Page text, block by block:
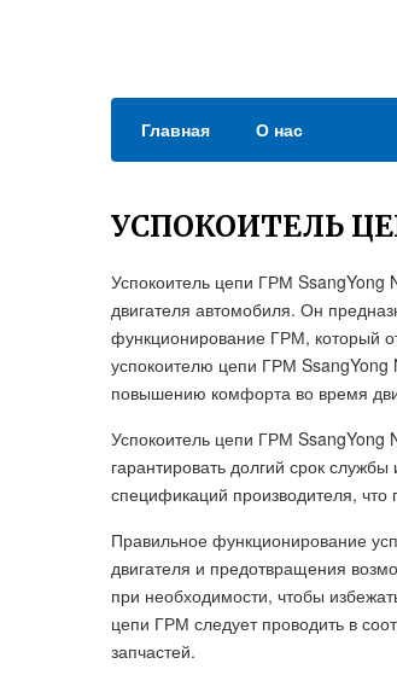
Главная О нас
УСПОКОИТЕЛЬ
Успокоитель цепи ГРМ SsangYong
двигателя автомобиля. Он
функционирование ГРМ, который
успокоителю цепи ГРМ SsangYong
повышению комфорта во время
Успокоитель цепи ГРМ SsangYong
гарантировать долгий срок
спецификаций производителя,
Правильное функционирование
двигателя и предотвращения
при необходимости, чтобы
цепи ГРМ следует проводить в
запчастей.